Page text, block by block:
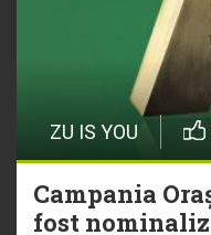
ZU IS YOU
Campania
fost